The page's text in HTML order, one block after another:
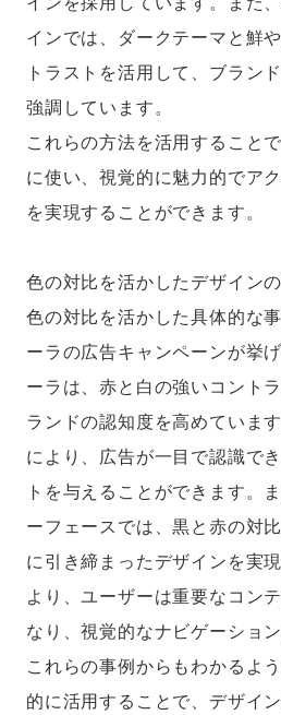
インでは、ダークテーマと鮮
トラストを活用して、ブラン
強調しています。
これらの方法を活用すること
に使い、視覚的に魅力的でア
を実現することができます。
色の対比を活かしたデザイン
色の対比を活かした具体的な
ーラの広告キャンペーンが挙
ーラは、赤と白の強いコント
ランドの認知度を高めていま
により、広告が一目で認識で
トを与えることができます。
ーフェースでは、黒と赤の対
に引き締まったデザインを実
より、ユーザーは重要なコン
なり、視覚的なナビゲーショ
これらの事例からもわかるよ
的に活用することで、デザイ